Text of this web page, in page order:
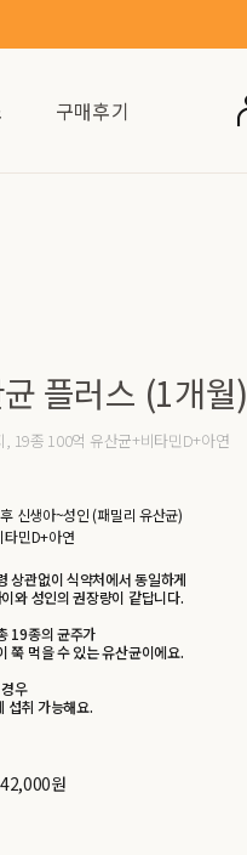
구매후기
플러스 (1개월)
19종 100억 유산균+비타민D+아연
신생아~성인 (패밀리 유산균)
민D+아연
상관없이 식약처에서 동일하게
와 성인의 권장량이 같답니다.
19종의 균주가
쭉 먹을 수 있는 유산균이에요.
우
섭취 가능해요.
42,000원